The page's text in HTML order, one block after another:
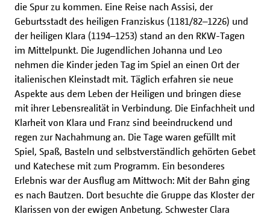
die Spur zu kommen. Eine Reise nach Assisi, der
Geburtsstadt des heiligen Franziskus (1181/82–1226) und
der heiligen Klara (1194–1253) stand an den RKW-Tagen
im Mittelpunkt. Die Jugendlichen Johanna und Leo
nehmen die Kinder jeden Tag im Spiel an einen Ort der
italienischen Kleinstadt mit. Täglich erfahren sie neue
Aspekte aus dem Leben der Heiligen und bringen diese
mit ihrer Lebensrealität in Verbindung. Die Einfachheit und
Klarheit von Klara und Franz sind beeindruckend und
regen zur Nachahmung an. Die Tage waren gefüllt mit
Spiel, Spaß, Basteln und selbstverständlich gehörten Gebet
und Katechese mit zum Programm. Ein besonderes
Erlebnis war der Ausflug am Mittwoch: Mit der Bahn ging
es nach Bautzen. Dort besuchte die Gruppe das Kloster der
Klarissen von der ewigen Anbetung. Schwester Clara